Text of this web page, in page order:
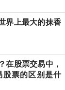
界上最大的抹香
在股票交易中，
股票的区别是什